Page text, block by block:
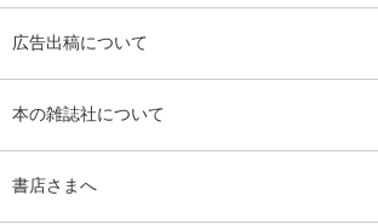
広告出稿について
本の雑誌社について
書店さまへ